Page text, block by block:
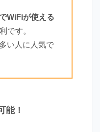
WiFiが使える
です。
い人に人気で
能！